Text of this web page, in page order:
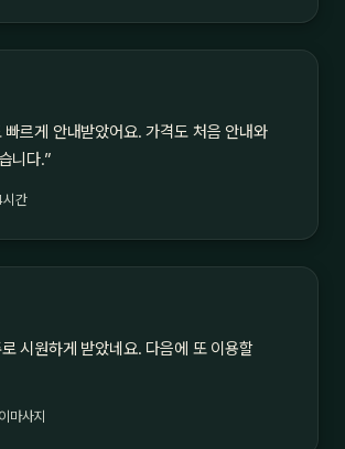
빠르게 안내받았어요. 가격도 처음 안내와
니다.”
시간
시원하게 받았네요. 다음에 또 이용할
마사지